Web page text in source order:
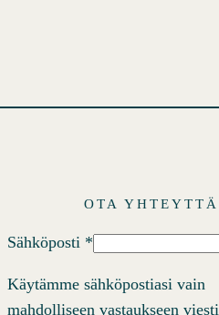
OTA YHTEYTTÄ
Sähköposti *
Käytämme sähköpostiasi vain
mahdolliseen vastaukseen